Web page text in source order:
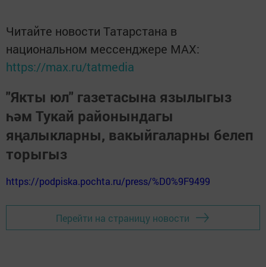
Читайте новости Татарстана в
национальном мессенджере MАХ:
https://max.ru/tatmedia
"Якты юл" газетасына язылыгыз
һәм Тукай районындагы
яңалыкларны, вакыйгаларны белеп
торыгыз
https://podpiska.pochta.ru/press/%D0%9F9499
Перейти на страницу новости